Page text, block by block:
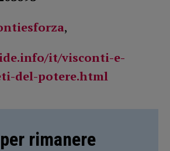
,
it/visconti-e-
del-potere.html
rimanere